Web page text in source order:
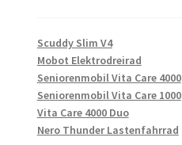
Scuddy Slim V4
Mobot Elektrodreirad
Seniorenmobil Vita Care 4000
Seniorenmobil Vita Care 1000
Vita Care 4000 Duo
Nero Thunder Lastenfahrrad